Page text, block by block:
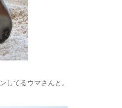
してるウマさんと。